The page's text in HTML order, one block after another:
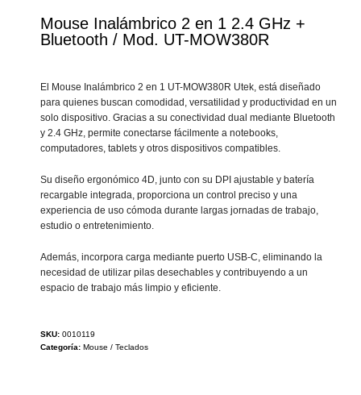
Mouse Inalámbrico 2 en 1 2.4 GHz +
Bluetooth / Mod. UT-MOW380R
El Mouse Inalámbrico 2 en 1 UT-MOW380R Utek, está diseñado
para quienes buscan comodidad, versatilidad y productividad en un
solo dispositivo. Gracias a su conectividad dual mediante Bluetooth
y 2.4 GHz, permite conectarse fácilmente a notebooks,
computadores, tablets y otros dispositivos compatibles.
Su diseño ergonómico 4D, junto con su DPI ajustable y batería
recargable integrada, proporciona un control preciso y una
experiencia de uso cómoda durante largas jornadas de trabajo,
estudio o entretenimiento.
Además, incorpora carga mediante puerto USB-C, eliminando la
necesidad de utilizar pilas desechables y contribuyendo a un
espacio de trabajo más limpio y eficiente.
SKU: 0010119
Categoría: Mouse / Teclados